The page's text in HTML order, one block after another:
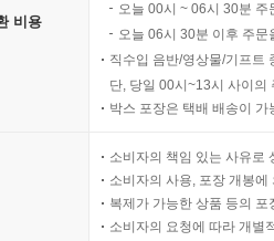
비용
오늘 00시 ~ 06시 30분
오늘 06시 30분 이후 주
직수입 음반/영상물/기프트
단, 당일 00시~13시 사이의
박스 포장은 택배 배송이
소비자의 책임 있는 사유로
소비자의 사용, 포장 개봉
복제가 가능한 상품 등의
소비자의 요청에 따라 개별